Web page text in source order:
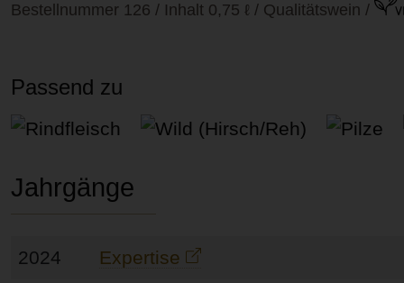
Bestellnummer 126 / Inhalt 0,75 ℓ / Qualitätswein /
Passend zu
Rindfleisch Wild (Hirsch/Reh) Pilze
Jahrgänge
2024 Expertise